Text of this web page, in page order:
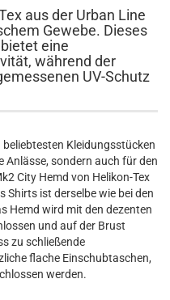
aus der Urban Line
Gewebe. Dieses
eine
während der
UV-Schutz
Kleidungsstücken
Anlässe, sondern auch für den
City Hemd von Helikon-Tex
Shirts ist derselbe wie bei den
Hemd wird mit den dezenten
und auf der Brust
zu schließende
flache Einschubtaschen,
werden.